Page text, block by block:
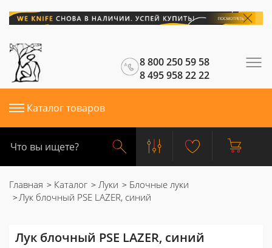
8 800 250 59 58
8 495 958 22 22
Каталог товаров
Главная Каталог Луки
Блочные луки
Лук блочный PSE LAZER, синий
Лук блочный PSE LAZER, синий